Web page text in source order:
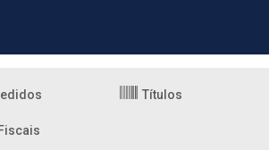
Títulos